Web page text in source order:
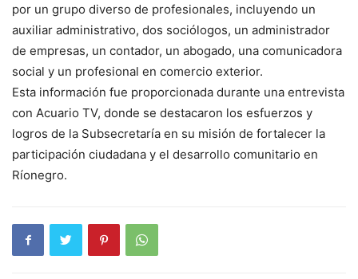
por un grupo diverso de profesionales, incluyendo un
auxiliar administrativo, dos sociólogos, un administrador
de empresas, un contador, un abogado, una comunicadora
social y un profesional en comercio exterior.
Esta información fue proporcionada durante una entrevista
con Acuario TV, donde se destacaron los esfuerzos y
logros de la Subsecretaría en su misión de fortalecer la
participación ciudadana y el desarrollo comunitario en
Ríonegro.